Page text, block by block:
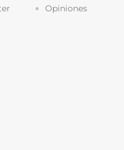
Opiniones